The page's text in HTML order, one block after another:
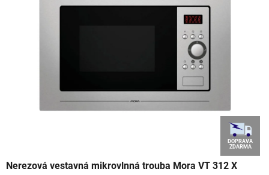
Nerezová vestavná mikrovlnná trouba Mora VT 312 X
DOPRAVA
ZDARMA